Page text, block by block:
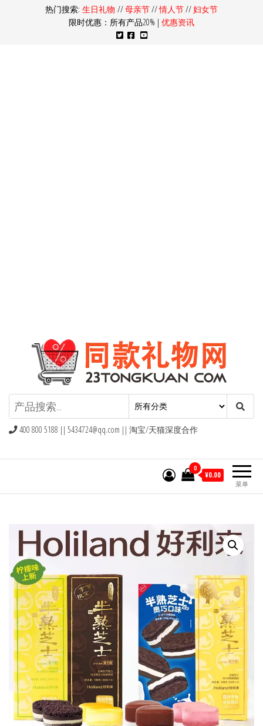
热门搜索: 生日礼物 //母亲节//情人节//妇女节
限时优惠：所有产品20% | 优惠资讯
同款礼物礼品网
400 800 5188 || 5434724@qq.com || 淘宝/天猫深度合作
菜单
0
¥0.00